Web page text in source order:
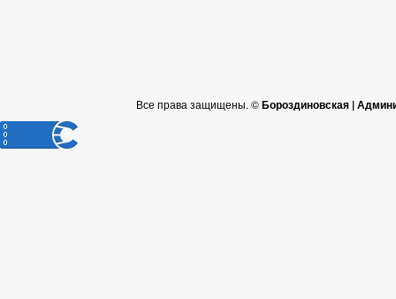
Все права защищены. ©Бороздиновская |